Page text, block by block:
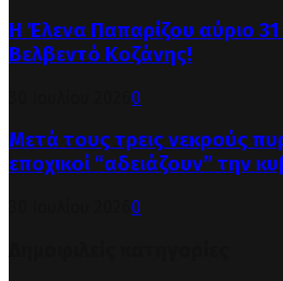
Η Έλενα Παπαρίζου αύριο 31
Βελβεντό Κοζάνης!
0
Μετά τους τρεις νεκρούς
εποχικοί “αδειάζουν” την
0